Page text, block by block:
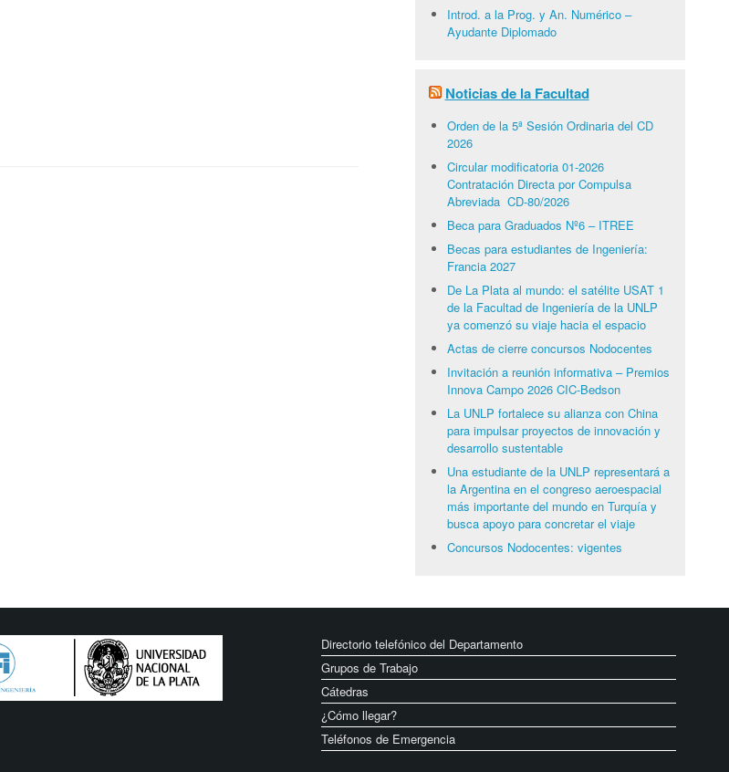
Introd. a la Prog. y An. Numérico –
Ayudante Diplomado
Noticias de la Facultad
Orden de la 5ª Sesión Ordinaria del CD
2026
Circular modificatoria 01-2026
Contratación Directa por Compulsa
Abreviada CD-80/2026
Beca para Graduados Nº6 – ITREE
Becas para estudiantes de Ingeniería:
Francia 2027
De La Plata al mundo: el satélite USAT 1
de la Facultad de Ingeniería de la UNLP
ya comenzó su viaje hacia el espacio
Actas de cierre concursos Nodocentes
Invitación a reunión informativa – Premios
Innova Campo 2026 CIC-Bedson
La UNLP fortalece su alianza con China
para impulsar proyectos de innovación y
desarrollo sustentable
Una estudiante de la UNLP representará a
la Argentina en el congreso aeroespacial
más importante del mundo en Turquía y
busca apoyo para concretar el viaje
Concursos Nodocentes: vigentes
Directorio telefónico del Departamento
Grupos de Trabajo
Cátedras
¿Cómo llegar?
Teléfonos de Emergencia